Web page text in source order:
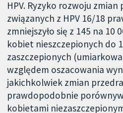
HPV. Ryzyko rozwoju
związanych z HPV 16/18
zmniejszyło się z 145 na 10
kobiet nieszczepionych do
zaszczepionych
względem oszacowania
jakichkolwiek zmian
prawdopodobnie
kobietami